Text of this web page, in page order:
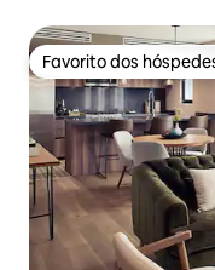
Favorito dos
Favorito dos